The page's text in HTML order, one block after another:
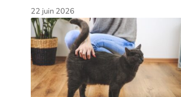
22 juin 2026